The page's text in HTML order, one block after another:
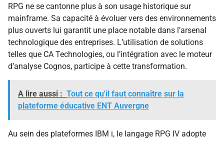
RPG ne se cantonne plus à son usage historique sur
mainframe. Sa capacité à évoluer vers des environnements
plus ouverts lui garantit une place notable dans l’arsenal
technologique des entreprises. L’utilisation de solutions
telles que CA Technologies, ou l’intégration avec le moteur
d’analyse Cognos, participe à cette transformation.
A lire aussi : Tout ce qu'il faut connaître sur la
plateforme éducative ENT Auvergne
Au sein des plateformes IBM i, le langage RPG IV adopte